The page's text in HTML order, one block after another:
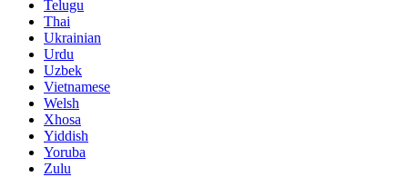
Telugu
Thai
Ukrainian
Urdu
Uzbek
Vietnamese
Welsh
Xhosa
Yiddish
Yoruba
Zulu